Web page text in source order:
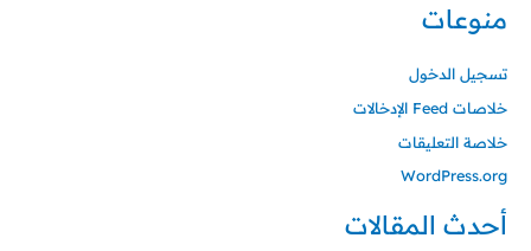
منوعات
تسجيل الدخول
خلاصات Feed الإدخالات
خلاصة التعليقات
WordPress.org
أحدث المقالات